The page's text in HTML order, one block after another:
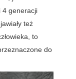
4 generacji
też
to
do